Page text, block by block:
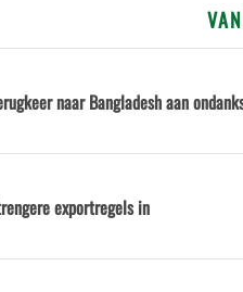
naar Bangladesh aan
exportregels in